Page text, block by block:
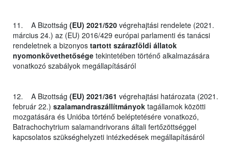
11. A Bizottság (EU) 2021/520 végrehajtási rendelete (2021.
március 24.) az (EU) 2016/429 európai parlamenti és tanácsi
rendeletnek a bizonyos tartott szárazföldi állatok
nyomonkövethetősége tekintetében történő alkalmazására
vonatkozó szabályok megállapításáról
12. A Bizottság (EU) 2021/361 végrehajtási határozata (2021.
február 22.) szalamandraszállítmányok tagállamok közötti
mozgatására és Unióba történő beléptetésére vonatkozó,
Batrachochytrium salamandrivorans általi fertőzöttséggel
kapcsolatos szükséghelyzeti intézkedések megállapításáról